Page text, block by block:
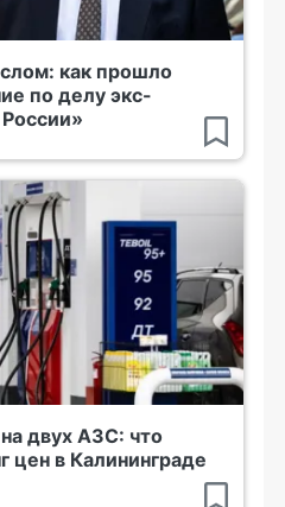
как прошло
по делу экс-
двух АЗС: что
цен в Калининграде